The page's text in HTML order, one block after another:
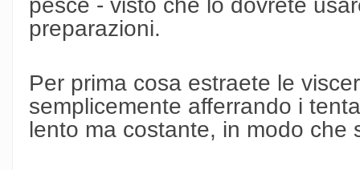
preparazioni.
Per prima cosa estraete le
semplicemente afferrando i
lento ma costante, in modo che